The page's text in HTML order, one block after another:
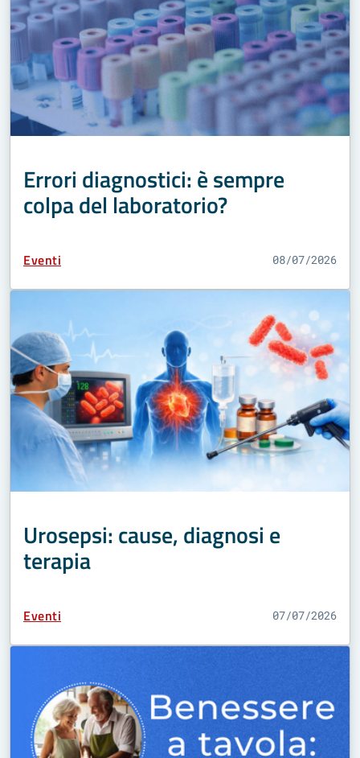
Errori diagnostici: è sempre
colpa del laboratorio?
Tipo Contenuto:
Eventi 08/07/2026
Urosepsi: cause, diagnosi e
terapia
Tipo Contenuto:
Eventi 07/07/2026